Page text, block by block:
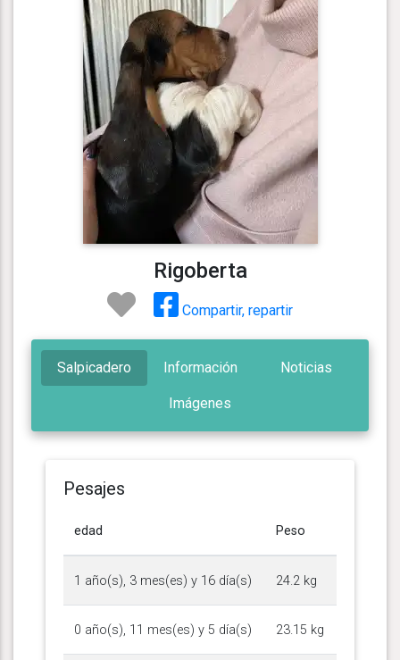
Rigoberta
Compartir, repartir
Salpicadero Información Noticias
Imágenes
Pesajes
edad Peso
1 año(s), 3 mes(es) y 16 día(s) 24.2 kg
0 año(s), 11 mes(es) y 5 día(s) 23.15 kg